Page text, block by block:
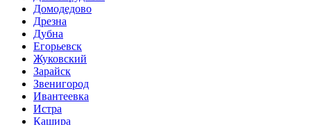
Домодедово
Дрезна
Дубна
Егорьевск
Жуковский
Зарайск
Звенигород
Ивантеевка
Истра
Кашира